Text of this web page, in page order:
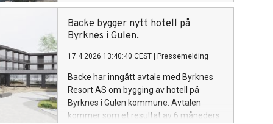
er å sikre en effektiv og helhetlig
gjennomføring av prosjektet, fra
tidligfase til ferdigstillelse.
Backe bygger nytt hotell på
Byrknes i Gulen.
17.4.2026 13:40:40 CEST Pressemelding
Backe har inngått avtale med Byrknes
Resort AS om bygging av hotell på
Byrknes i Gulen kommune. Avtalen
kommer som et resultat av 6 måneders